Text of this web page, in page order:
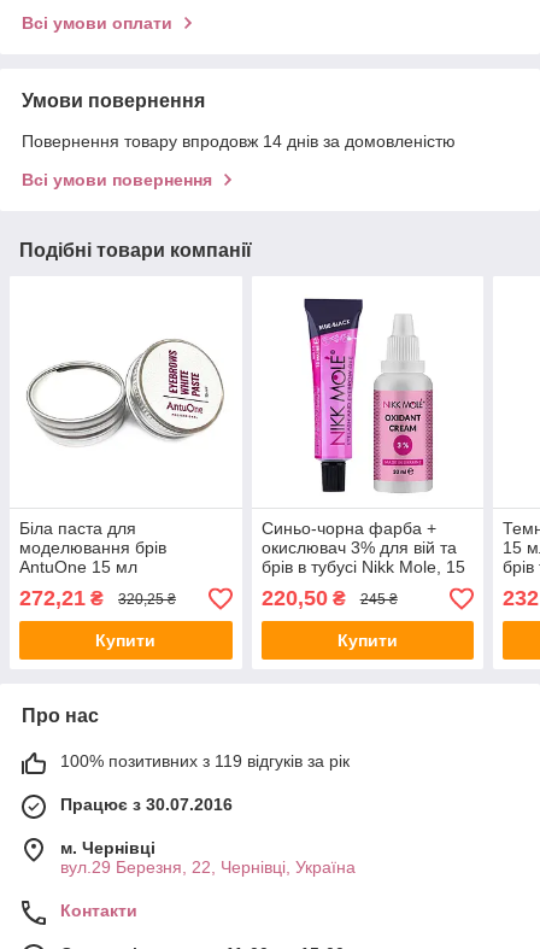
Всі умови оплати
Умови повернення
Повернення товару впродовж 14 днів за домовленістю
Всі умови повернення
Подібні товари компанії
Біла паста для
моделювання брів
AntuOne 15 мл
272,21 ₴ 320,25 ₴
Купити
Синьо-чорна фарба +
окислювач 3% для вій та
брів в тубусі Nikk Mole, 15
мл
220,50₴ 245 ₴
Купити
15
Про нас
100% позитивних з 119 відгуків за рік
Працює з 30.07.2016
м. Чернівці
вул.29 Березня, 22, Чернівці, Україна
Контакти